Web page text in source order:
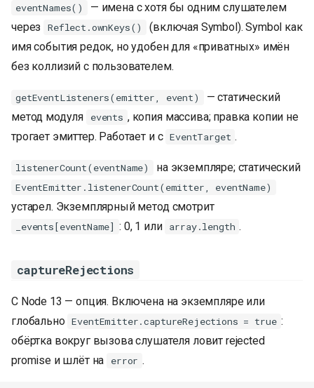
eventNames()
— имена с хотя бы одним слушателем
через
Reflect.ownKeys()
(включая Symbol). Symbol как
имя события редок, но удобен для «приватных» имён
без коллизий с пользователем.
getEventListeners(emitter, event)
— статический
метод модуля
events , копия массива; правка копии не
трогает эмиттер. Работает и с EventTarget .
listenerCount(eventName) на экземпляре; статический
EventEmitter.listenerCount(emitter, eventName)
устарел. Экземплярный метод смотрит
_events[eventName] : 0, 1 или array.length .
captureRejections
С Node 13 — опция. Включена на экземпляре или
глобально EventEmitter.captureRejections = true :
обёртка вокруг вызова слушателя ловит rejected
promise и шлёт на
error .